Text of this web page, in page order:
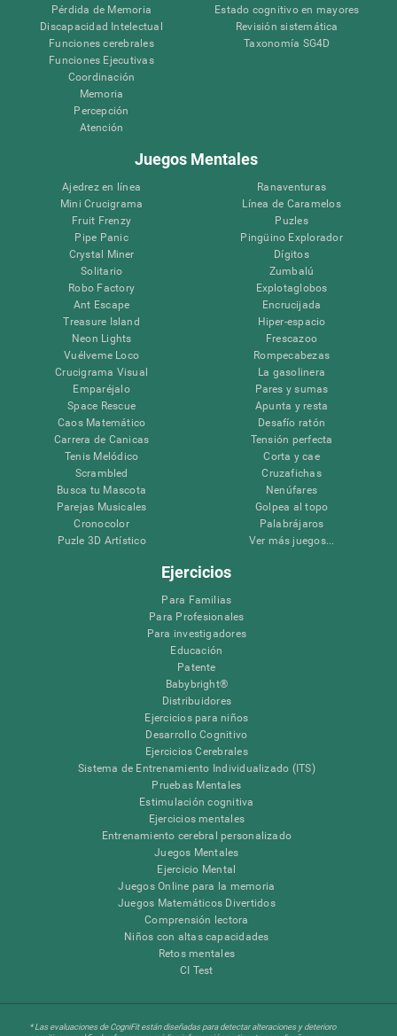
Pérdida de Memoria
Discapacidad Intelectual
Funciones cerebrales
Funciones Ejecutivas
Coordinación
Memoria
Percepción
Atención
Estado cognitivo en mayores
Revisión sistemática
Taxonomía SG4D
Juegos Mentales
Ajedrez en línea
Mini Crucigrama
Fruit Frenzy
Pipe Panic
Crystal Miner
Solitario
Robo Factory
Ant Escape
Treasure Island
Neon Lights
Vuélveme Loco
Crucigrama Visual
Emparéjalo
Space Rescue
Caos Matemático
Carrera de Canicas
Tenis Melódico
Scrambled
Busca tu Mascota
Parejas Musicales
Cronocolor
Puzle 3D Artístico
Ranaventuras
Línea de Caramelos
Puzles
Pingüino Explorador
Dígitos
Zumbalú
Explotaglobos
Encrucijada
Hiper-espacio
Frescazoo
Rompecabezas
La gasolinera
Pares y sumas
Apunta y resta
Desafío ratón
Tensión perfecta
Corta y cae
Cruzafichas
Nenúfares
Golpea al topo
Palabrájaros
Ver más juegos...
Ejercicios
Para Familias
Para Profesionales
Para investigadores
Educación
Patente
Babybright®
Distribuidores
Ejercicios para niños
Desarrollo Cognitivo
Ejercicios Cerebrales
Sistema de Entrenamiento Individualizado (ITS)
Pruebas Mentales
Estimulación cognitiva
Ejercicios mentales
Entrenamiento cerebral personalizado
Juegos Mentales
Ejercicio Mental
Juegos Online para la memoria
Juegos Matemáticos Divertidos
Comprensión lectora
Niños con altas capacidades
Retos mentales
CI Test
* Las evaluaciones de CogniFit están diseñadas para detectar alteraciones y deterioro